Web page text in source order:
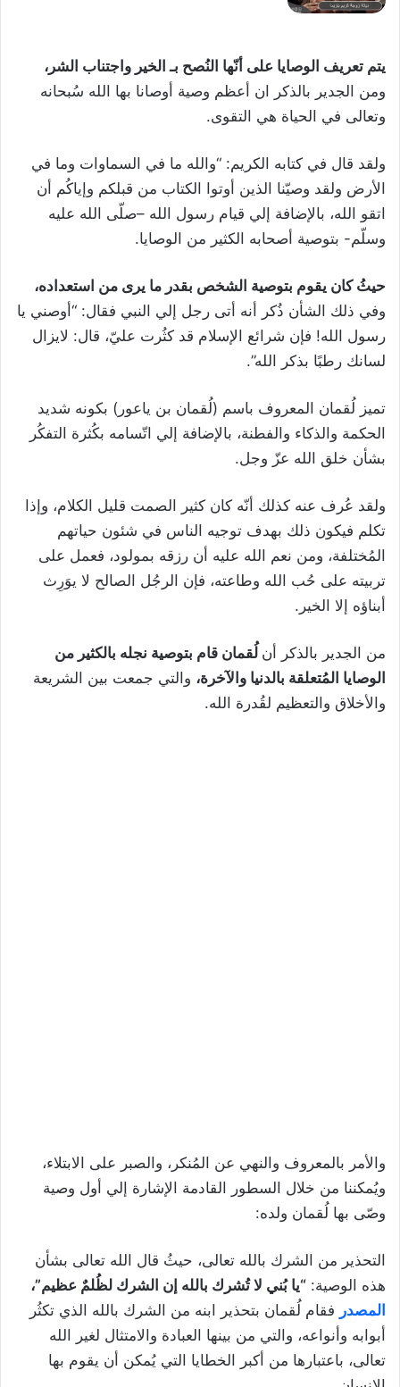
يتم تعريف الوصايا على أنّها النُصح بـ الخير واجتناب الشر،
ومن الجدير بالذكر ان أعظم وصية أوصانا بها الله سُبحانه
وتعالى في الحياة هي التقوى.
ولقد قال في كتابه الكريم: “والله ما في السماوات وما في
الأرض ولقد وصيّنا الذين أوتوا الكتاب من قبلكم وإياكُم أن
اتقو الله، بالإضافة إلي قيام رسول الله –صلّى الله عليه
وسلّم- بتوصية أصحابه الكثير من الوصايا.
حيثُ كان يقوم بتوصية الشخص بقدر ما يرى من استعداده،
وفي ذلك الشأن ذُكر أنه أتى رجل إلي النبي فقال: “أوصني يا
رسول الله! فإن شرائع الإسلام قد كثُرت عليّ، قال: لايزال
لسانك رطبًا بذكر الله”.
تميز لُقمان المعروف باسم (لُقمان بن ياعور) بكونه شديد
الحكمة والذكاء والفطنة، بالإضافة إلي اتّسامه بكُثرة التفكُر
بشأن خلق الله عزّ وجل.
ولقد عُرف عنه كذلك أنّه كان كثير الصمت قليل الكلام، وإذا
تكلم فيكون ذلك بهدف توجيه الناس في شئون حياتهم
المُختلفة، ومن نعم الله عليه أن رزقه بمولود، فعمل على
تربيته على حُب الله وطاعته، فإن الرجُل الصالح لا يوَرِث
أبناؤه إلا الخير.
من الجدير بالذكر أن لُقمان قام بتوصية نجله بالكثير من
الوصايا المُتعلقة بالدنيا والآخرة، والتي جمعت بين الشريعة
والأخلاق والتعظيم لقُدرة الله.
والأمر بالمعروف والنهي عن المُنكر، والصبر على الابتلاء،
ويُمكننا من خلال السطور القادمة الإشارة إلي أول وصية
وصّى بها لُقمان ولده:
التحذير من الشرك بالله تعالى، حيثُ قال الله تعالى بشأن
هذه الوصية: “يا بُني لا تُشرك بالله إن الشرك لظُلمٌ عظيم”،
المصدر فقام لُقمان بتحذير ابنه من الشرك بالله الذي تكثُر
أبوابه وأنواعه، والتي من بينها العبادة والامتثال لغير الله
تعالى، باعتبارها من أكبر الخطايا التي يُمكن أن يقوم بها